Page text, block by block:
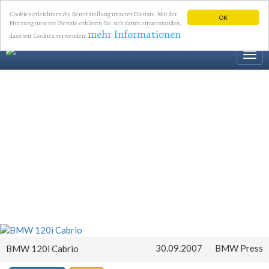
OK
Cookies erleichtern die Bereitstellung unserer Dienste. Mit der
Nutzung unserer Dienste erklären Sie sich damit einverstanden,
dass wir Cookies verwenden.mehr Informationen
BMW 120i Cabrio 30.09.2007 BMW Press